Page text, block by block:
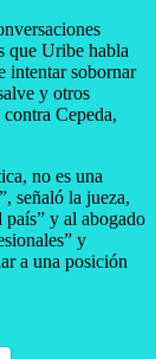
que Uribe habla
intentar sobornar
y otros
Cepeda,
no es una
señaló la jueza,
y al abogado
y
a una posición